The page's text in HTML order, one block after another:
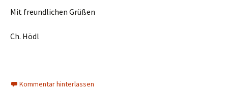
Mit freundlichen Grüßen
Ch. Hödl
Kommentar hinterlassen